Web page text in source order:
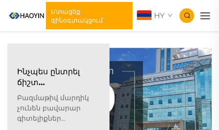
Ստացեք
գինօգտակցում
HY
Ինչպես ընտրել
ճիշտ
ջերմափոխանցման
նյութերի
մասնագետագրության
Բազմաթիվ մարդիկ
չունեն բավարար
գիտելիքներ